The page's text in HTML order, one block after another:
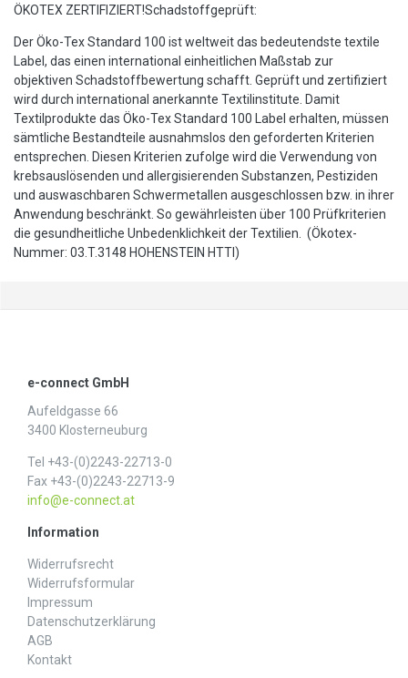
ÖKOTEX ZERTIFIZIERT!Schadstoffgeprüft:
Der Öko-Tex Standard 100 ist weltweit das bedeutendste textile
Label, das einen international einheitlichen Maßstab zur
objektiven Schadstoffbewertung schafft. Geprüft und zertifiziert
wird durch international anerkannte Textilinstitute. Damit
Textilprodukte das Öko-Tex Standard 100 Label erhalten, müssen
sämtliche Bestandteile ausnahmslos den geforderten Kriterien
entsprechen. Diesen Kriterien zufolge wird die Verwendung von
krebsauslösenden und allergisierenden Substanzen, Pestiziden
und auswaschbaren Schwermetallen ausgeschlossen bzw. in ihrer
Anwendung beschränkt. So gewährleisten über 100 Prüfkriterien
die gesundheitliche Unbedenklichkeit der Textilien. (Ökotex-
Nummer: 03.T.3148 HOHENSTEIN HTTI)
e-connect GmbH
Aufeldgasse 66
3400 Klosterneuburg
Tel +43-(0)2243-22713-0
Fax +43-(0)2243-22713-9
info@e-connect.at
Information
Widerrufs­recht
Widerrufs­formular
Impressum
Daten­schutz­erklärung
AGB
Kontakt